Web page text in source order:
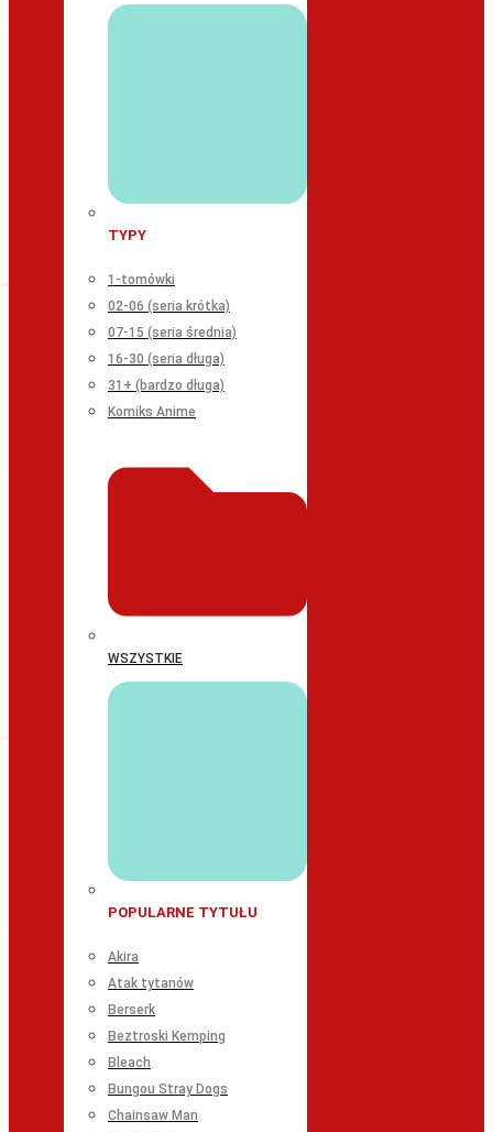
TYPY
1-tomówki
02-06 (seria krótka)
07-15 (seria średnia)
16-30 (seria długa)
31+ (bardzo długa)
Komiks Anime
WSZYSTKIE
POPULARNE TYTUŁU
Akira
Atak tytanów
Berserk
Beztroski Kemping
Bleach
Bungou Stray Dogs
Chainsaw Man